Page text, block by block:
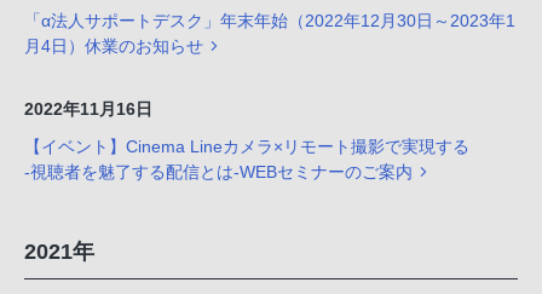
「α法人サポートデスク」年末年始（2022年12月30日～2023年1
月4日）休業のお知らせ
2022年11月16日
【イベント】Cinema Lineカメラ×リモート撮影で実現する
-視聴者を魅了する配信とは-WEBセミナーのご案内
2021年